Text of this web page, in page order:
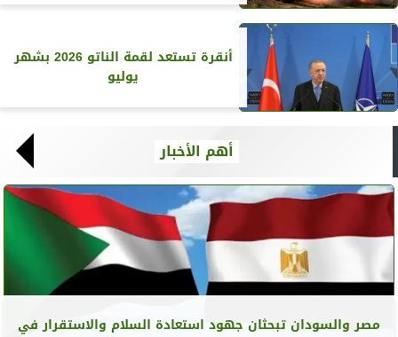
أنقرة تستعد لقمة الناتو 2026 بشهر
يوليو
أهم الأخبار
مصر والسودان تبحثان جهود استعادة السلام والاستقرار في